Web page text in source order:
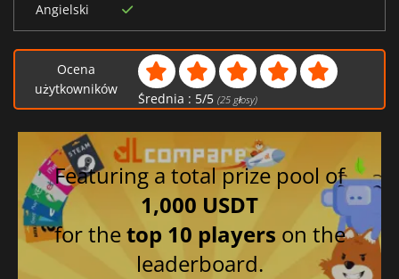
Angielski
Ocena
użytkowników
Średnia : 5/5 (25głosy)
Featuring a total prize pool of
1,000 USDT
for thetop 10 players on the
leaderboard.